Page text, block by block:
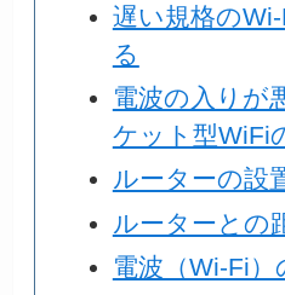
遅い規格の
る
電波の入りが
ケット型WiFi
ルーターの設
ルーターとの
電波（Wi-Fi